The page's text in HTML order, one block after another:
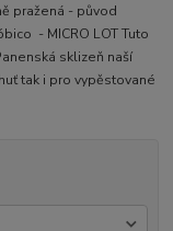
pražená - původ
- MICRO LOT Tuto
sklizeň naší
tak i pro vypěstované